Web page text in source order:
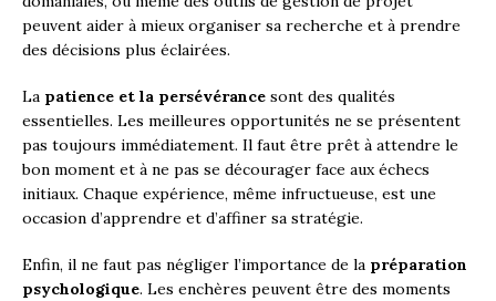
peuvent aider à mieux organiser sa recherche et à prendre
des décisions plus éclairées.
La patience et la persévérance sont des qualités
essentielles. Les meilleures opportunités ne se présentent
pas toujours immédiatement. Il faut être prêt à attendre le
bon moment et à ne pas se décourager face aux échecs
initiaux. Chaque expérience, même infructueuse, est une
occasion d’apprendre et d’affiner sa stratégie.
Enfin, il ne faut pas négliger l’importance de la préparation
psychologique. Les enchères peuvent être des moments